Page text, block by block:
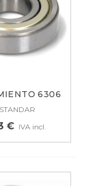
6306
€ IVA incl.